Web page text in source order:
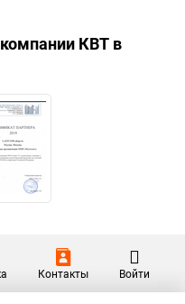
КВТ в
Контакты Войти